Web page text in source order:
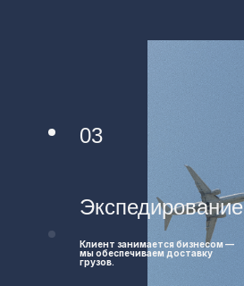
03
Экспедирование
Клиент занимается бизнесом —
мы обеспечиваем доставку
грузов.